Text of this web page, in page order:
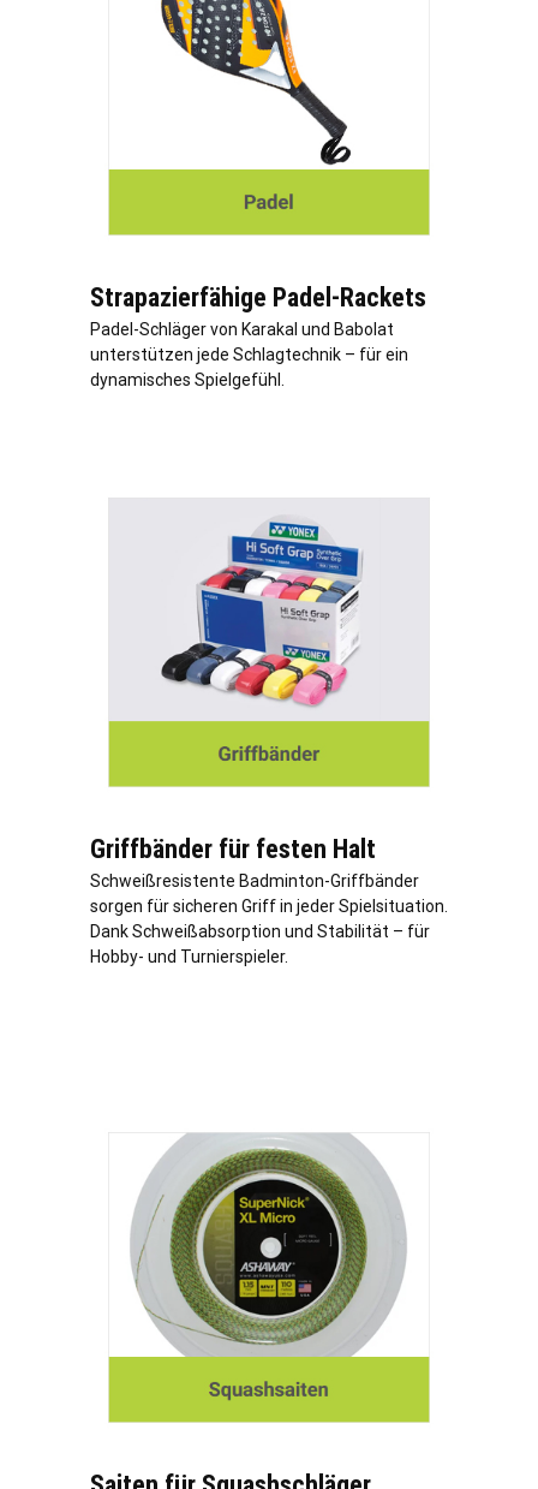
Strapazierfähige Padel-Rackets
Padel-Schläger von Karakal und Babolat
unterstützen jede Schlagtechnik – für ein
dynamisches Spielgefühl.
Griffbänder für festen Halt
Schweißresistente Badminton-Griffbänder
sorgen für sicheren Griff in jeder Spielsituation.
Dank Schweißabsorption und Stabilität – für
Hobby- und Turnierspieler.